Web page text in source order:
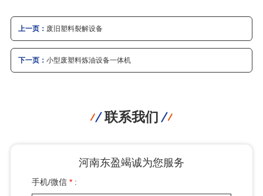
上一页： 废旧塑料裂解设备
下一页： 小型废塑料炼油设备一体机
联系我们
河南东盈竭诚为您服务
手机/微信* :